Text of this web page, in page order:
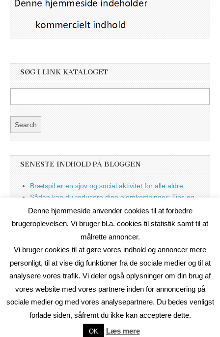
SØG I LINK KATALOGET
SENESTE INDHOLD PÅ BLOGGEN
Brætspil er en sjov og social aktivitet for alle aldre
Sådan kan du reducere dine elomkostninger: Tips og
tricks til at spare på elprisen
Nu med blog
On2Net Link Katalog
The Magazine Basic Theme bybavotasan.com
Denne hjemmeside anvender cookies til at forbedre
brugeroplevelsen. Vi bruger bl.a. cookies til statistik samt til at
målrette annoncer.
Vi bruger cookies til at gøre vores indhold og annoncer mere
personligt, til at vise dig funktioner fra de sociale medier og til at
analysere vores trafik. Vi deler også oplysninger om din brug af
vores website med vores partnere inden for annoncering på
sociale medier og med vores analysepartnere. Du bedes venligst
forlade siden, såfremt du ikke kan acceptere dette.
OK Læs mere